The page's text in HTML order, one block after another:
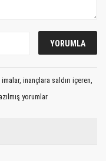
inançlara saldırı içeren,
yorumlar